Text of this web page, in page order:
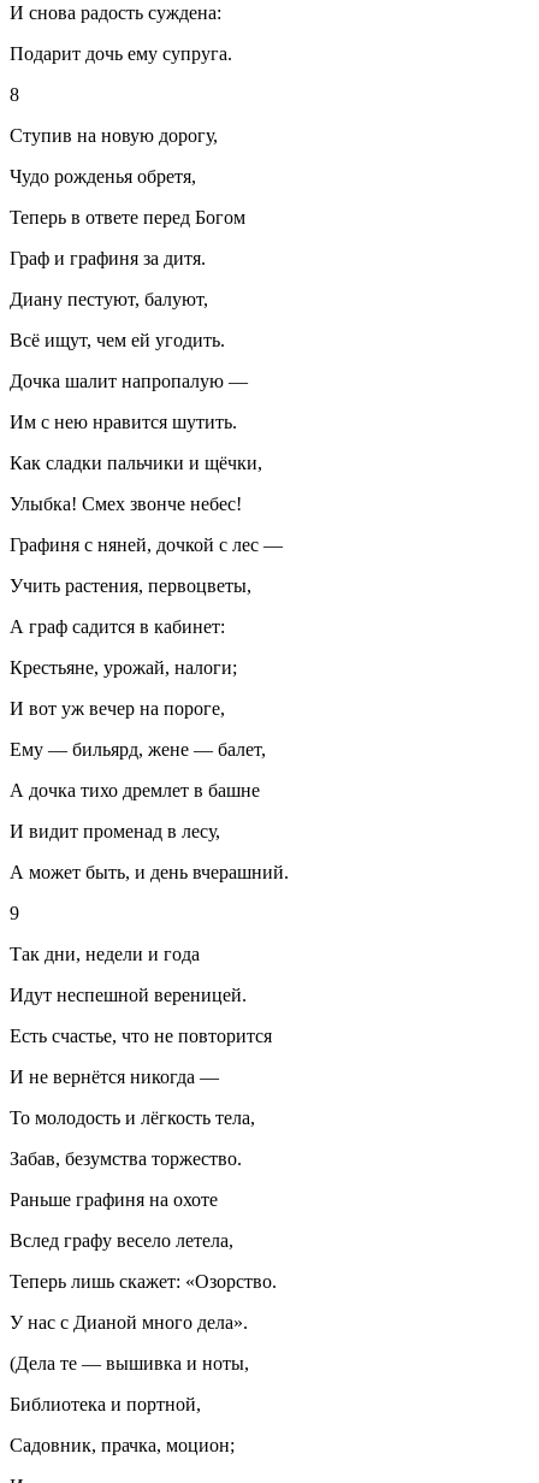
И снова радость суждена:
Подарит дочь ему супруга.
8
Ступив на новую дорогу,
Чудо рожденья обретя,
Теперь в ответе перед Богом
Граф и графиня за дитя.
Диану пестуют, балуют,
Всё ищут, чем ей угодить.
Дочка шалит напропалую —
Им с нею нравится шутить.
Как сладки пальчики и щёчки,
Улыбка! Смех звонче небес!
Графиня с няней, дочкой с лес —
Учить растения, первоцветы,
А граф садится в кабинет:
Крестьяне, урожай, налоги;
И вот уж вечер на пороге,
Ему — бильярд, жене — балет,
А дочка тихо дремлет в башне
И видит променад в лесу,
А может быть, и день вчерашний.
9
Так дни, недели и года
Идут неспешной вереницей.
Есть счастье, что не повторится
И не вернётся никогда —
То молодость и лёгкость тела,
Забав, безумства торжество.
Раньше графиня на охоте
Вслед графу весело летела,
Теперь лишь скажет: «Озорство.
У нас с Дианой много дела».
(Дела те — вышивка и ноты,
Библиотека и портной,
Садовник, прачка, моцион;